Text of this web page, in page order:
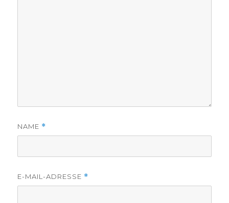
NAME *
E-MAIL-ADRESSE *